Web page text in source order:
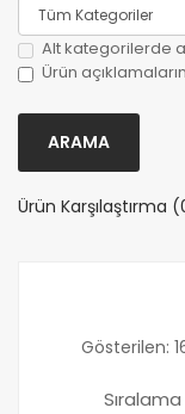
Alt kategorilerde
Ürün
Ürün Karşılaştırma
Gösterilen: